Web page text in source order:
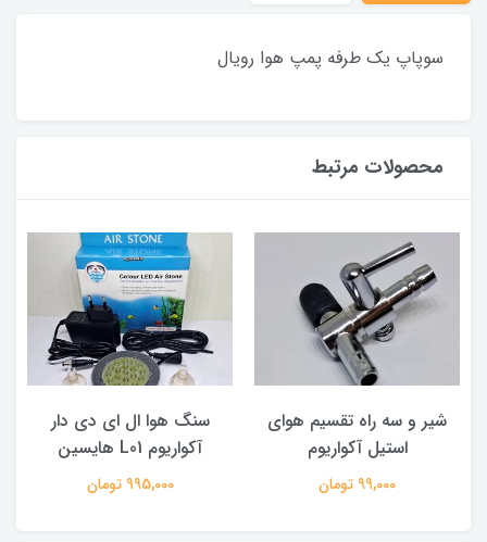
سوپاپ یک طرفه پمپ هوا رویال
محصولات مرتبط
شیر و سه راه تقسیم هوای
استیل آکواریوم
99,000 تومان
سنگ هوا ال ای دی دار
آکواریوم L01 هایسین
995,000 تومان